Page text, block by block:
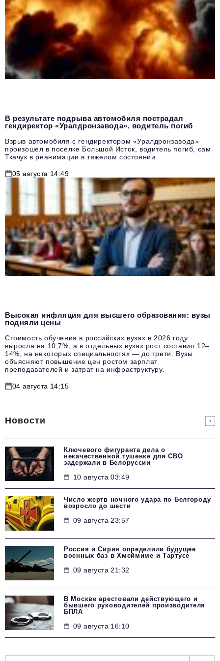
В результате подрыва автомобиля пострадал
гендиректор «Уралдронзавода», водитель погиб
Взрыв автомобиля с гендиректором «Уралдронзавода»
произошел в поселке Большой Исток, водитель погиб, сам
Ткачук в реанимации в тяжелом состоянии.
05 августа 14:49
Высокая инфляция для высшего образования: вузы
подняли цены
Стоимость обучения в российских вузах в 2026 году
выросла на 10,7%, а в отдельных вузах рост составил 12–
14%, на некоторых специальностях — до трети. Вузы
объясняют повышение цен ростом зарплат
преподавателей и затрат на инфраструктуру.
04 августа 14:15
Новости
Ключевого фигуранта дела о
некачественной тушенке для СВО
задержали в Белоруссии
10 августа 03:49
Число жертв ночного удара по Белгороду
возросло до шести
09 августа 23:57
Россия и Сирия определили будущее
военных баз в Хмеймиме и Тартусе
09 августа 21:32
В Москве арестовали действующего и
бывшего руководителей производителя
БПЛА
09 августа 16:10